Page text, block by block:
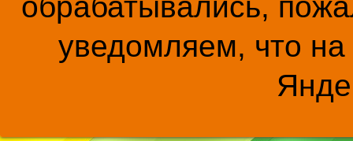
уведомляем, что на